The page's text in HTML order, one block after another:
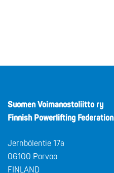
Suomen Voimanostoliitto ry
Finnish Powerlifting Federation
Jernbölentie 17a
06100 Porvoo
FINLAND